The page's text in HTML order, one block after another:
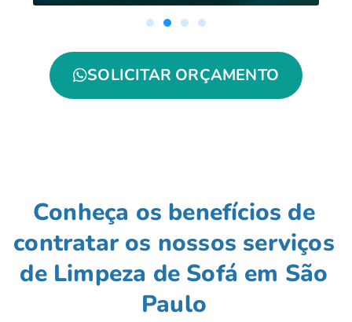
SOLICITAR ORÇAMENTO
Conheça os benefícios de
contratar os nossos serviços
de Limpeza de Sofá em São
Paulo